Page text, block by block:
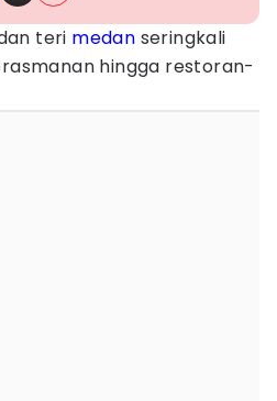
teri medan seringkali
hingga restoran-